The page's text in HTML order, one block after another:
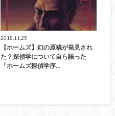
2018.11.25
【ホームズ】幻の原稿が発見され
た？探偵学について自ら語った
「ホームズ探偵学序…